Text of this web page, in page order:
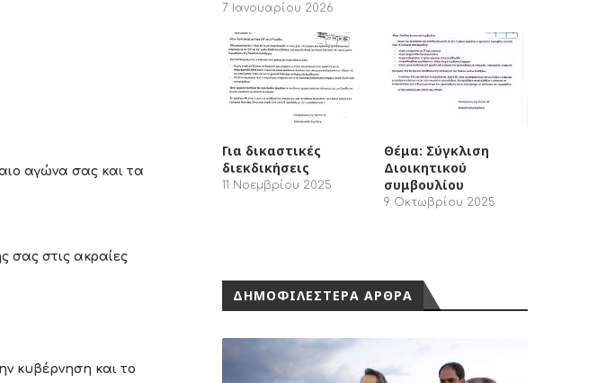
αγώνα σας και τα
σας στις ακραίες
κυβέρνηση και το
7 Ιανουαρίου 2026
Για δικαστικές
διεκδικήσεις
11 Νοεμβρίου 2025
Θέμα: Σύγκλιση
Διοικητικού
συμβουλίου
9 Οκτωβρίου 2025
ΔΗΜΟΦΙΛΕΣΤΕΡΑ ΑΡΘΡΑ